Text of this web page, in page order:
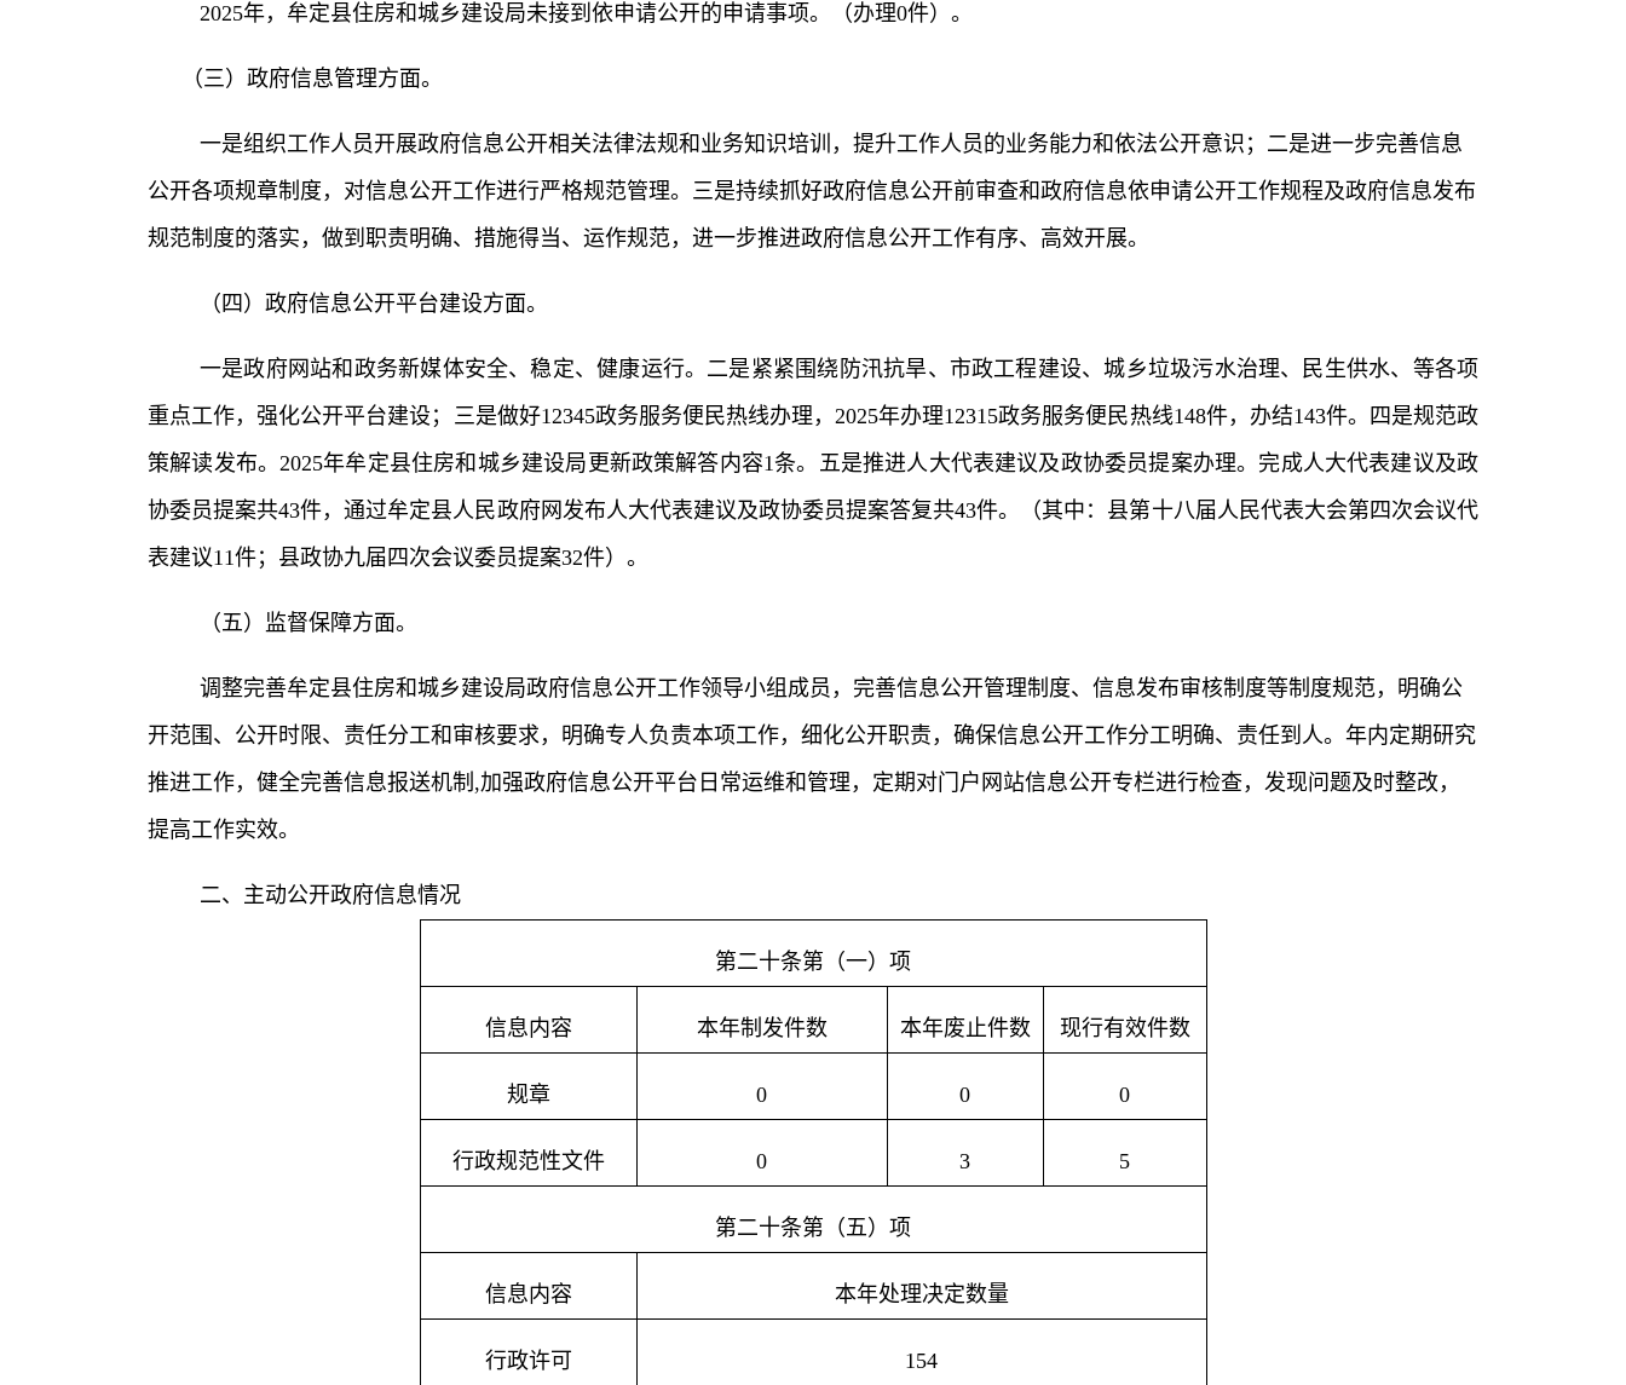
2025年，牟定县住房和城乡建设局未接到依申请公开的申请事项。（办理0件）。
（三）政府信息管理方面。
一是组织工作人员开展政府信息公开相关法律法规和业务知识培训，提升工作人员的业务能力和依法公开意识； 二是进一步完善信息
公开各项规章制度，对信息公开工作进行严格规范管理。 三是持续抓好政府信息公开前审查和政府信息依申请公开工作规程及政府信息发布
规范制度的落实，做到职责明确、措施得当、运作规范，进一步推进政府信息公开工作有序、高效开展。
（四）政府信息公开平台建设方面。
一是政府网站和政务新媒体安全、稳定、健康运行。 二是 紧紧围绕防汛抗旱、市政工程建设、城乡垃圾污水治理、民生供水、等各项
重点工作，强化公开平台建设； 三是做好12345政务服务便民热线办理，2025年办理12315政务服务便民热线148件，办结143件。 四是规范政
策解读发布。2025年牟定县住房和城乡建设局更新政策解答内容1条。 五是推进人大代表建议及政协委员提案办理。完成人大代表建议及政
协委员提案共43件，通过牟定县人民政府网发布人大代表建议及政协委员提案答复共43件。（其中：县第十八届人民代表大会第四次会议代
表建议11件；县政协九届四次会议委员提案32件）。
（五）监督保障方面。
调整完善牟定县住房和城乡建设局政府信息公开工作领导小组成员，完善信息公开管理制度、信息发布审核制度等制度规范，明确公
开范围、公开时限、责任分工和审核要求，明确专人负责本项工作，细化公开职责，确保信息公开工作分工明确、责任到人。年内定期研究
推进工作，健全完善信息报送机制,加强政府信息公开平台日常运维和管理，定期对门户网站信息公开专栏进行检查，发现问题及时整改，
提高工作实效。
二、主动公开政府信息情况
第二十条第（一）项
信息内容 本年制发件数 本年废止件数 现行有效件数
规章 0 0 0
行政规范性文件 0 3 5
第二十条第（五）项
信息内容 本年处理决定数量
行政许可 154